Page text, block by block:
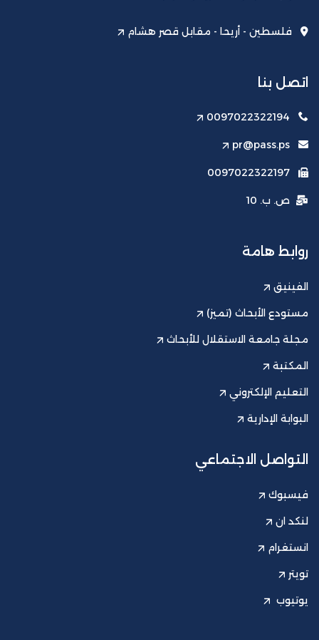
فلسطين - أريحا - مقابل قصر هشام
اتصل بنا
0097022322194
pr@pass.ps
0097022322197
ص. ب. 10
روابط هامة
الفينيق
مستودع الأبحاث (تميز)
مجلة جامعة الاستقلال للأبحاث
المكتبة
التعليم الإلكتروني
البوابة الإدارية
التواصل الاجتماعي
فيسبوك
لنكد ان
انستغرام
تويتر
يوتيوب